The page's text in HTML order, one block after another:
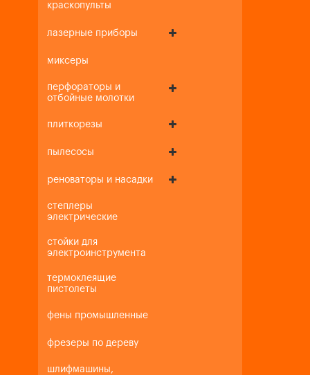
краскопульты
лазерные приборы
миксеры
перфораторы и
отбойные молотки
плиткорезы
пылесосы
реноваторы и насадки
степлеры
электрические
стойки для
электроинструмента
термоклеящие
пистолеты
фены промышленные
фрезеры по дереву
шлифмашины,